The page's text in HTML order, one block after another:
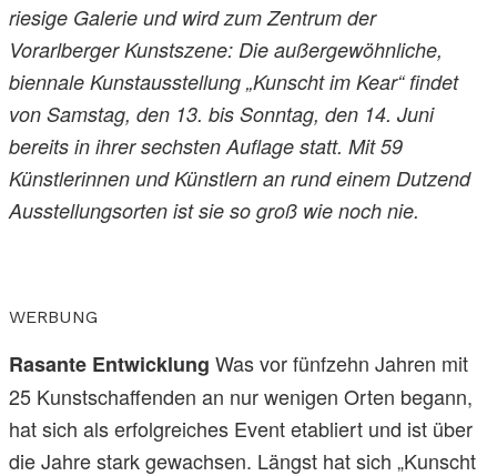
riesige Galerie und wird zum Zentrum der
Vorarlberger Kunstszene: Die außergewöhnliche,
biennale Kunstausstellung „Kunscht im Kear“ findet
von Samstag, den 13. bis Sonntag, den 14. Juni
bereits in ihrer sechsten Auflage statt. Mit 59
Künstlerinnen und Künstlern an rund einem Dutzend
Ausstellungsorten ist sie so groß wie noch nie.
WERBUNG
Rasante Entwicklung Was vor fünfzehn Jahren mit
25 Kunstschaffenden an nur wenigen Orten begann,
hat sich als erfolgreiches Event etabliert und ist über
die Jahre stark gewachsen. Längst hat sich „Kunscht